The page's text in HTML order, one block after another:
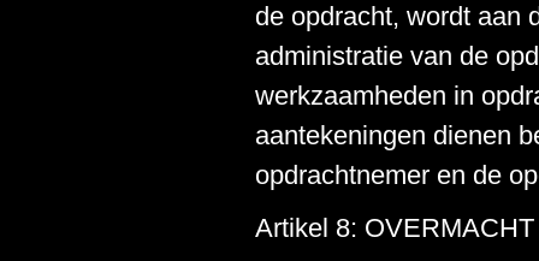
de opdracht, wordt aan
administratie van de
werkzaamheden in
aantekeningen dienen
opdrachtnemer en de
Artikel 8: OVERMACHT